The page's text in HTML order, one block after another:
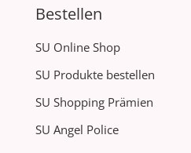
Bestellen
SU Online Shop
SU Produkte bestellen
SU Shopping Prämien
SU Angel Police